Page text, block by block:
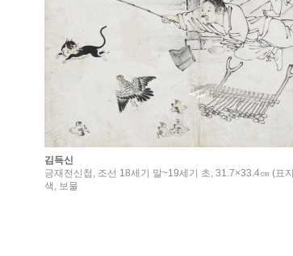
김득신
긍재전신첩, 조선 18세기 말~19세기 초, 31.7×33.4㎝ (표지), 종이에 엷은
색, 보물